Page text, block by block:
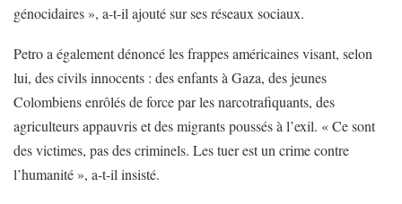
génocidaires », a-t-il ajouté sur ses réseaux sociaux.
Petro a également dénoncé les frappes américaines visant, selon
lui, des civils innocents : des enfants à Gaza, des jeunes
Colombiens enrôlés de force par les narcotrafiquants, des
agriculteurs appauvris et des migrants poussés à l’exil. « Ce sont
des victimes, pas des criminels. Les tuer est un crime contre
l’humanité », a-t-il insisté.